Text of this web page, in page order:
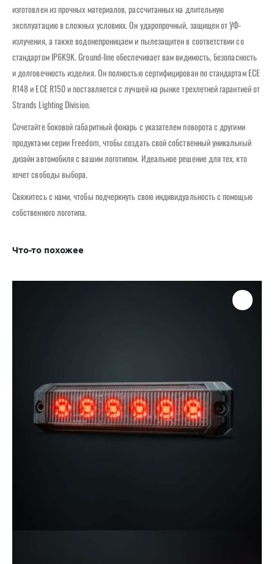
изготовлен из прочных материалов, рассчитанных на длительную
эксплуатацию в сложных условиях. Он ударопрочный, защищен от УФ-
излучения, а также водонепроницаем и пылезащитен в соответствии со
стандартом IP6K9K. Ground-line обеспечивает вам видимость, безопасность
и долговечность изделия. Он полностью сертифицирован по стандартам ECE
R148 и ECE R150 и поставляется с лучшей на рынке трехлетней гарантией от
Strands Lighting Division.
Сочетайте боковой габаритный фонарь с указателем поворота с другими
продуктами серии Freedom, чтобы создать свой собственный уникальный
дизайн автомобиля с вашим логотипом. Идеальное решение для тех, кто
хочет свободы выбора.
Свяжитесь с нами, чтобы подчеркнуть свою индивидуальность с помощью
собственного логотипа.
Что-то похожее